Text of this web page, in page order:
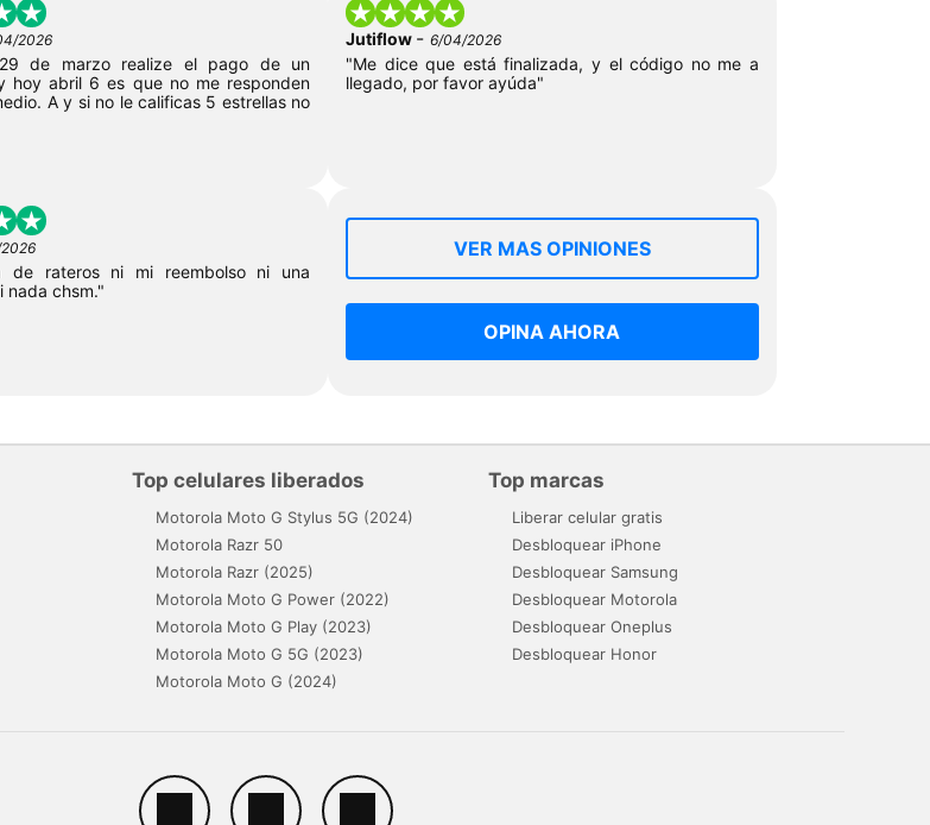
2026
de marzo realize el pago de un
hoy abril 6 es que no me responden
A y si no le calificas 5 estrellas no
Jutiflow -6/04/2026
"Me dice que está finalizada, y el código no me a
llegado, por favor ayúda"
de rateros ni mi reembolso ni una
nada chsm."
VER MAS OPINIONES
OPINA AHORA
Top celulares liberados
Motorola Moto G Stylus 5G (2024)
Motorola Razr 50
Motorola Razr (2025)
Motorola Moto G Power (2022)
Motorola Moto G Play (2023)
Motorola Moto G 5G (2023)
Motorola Moto G (2024)
Top marcas
Liberar celular gratis
Desbloquear iPhone
Desbloquear Samsung
Desbloquear Motorola
Desbloquear Oneplus
Desbloquear Honor